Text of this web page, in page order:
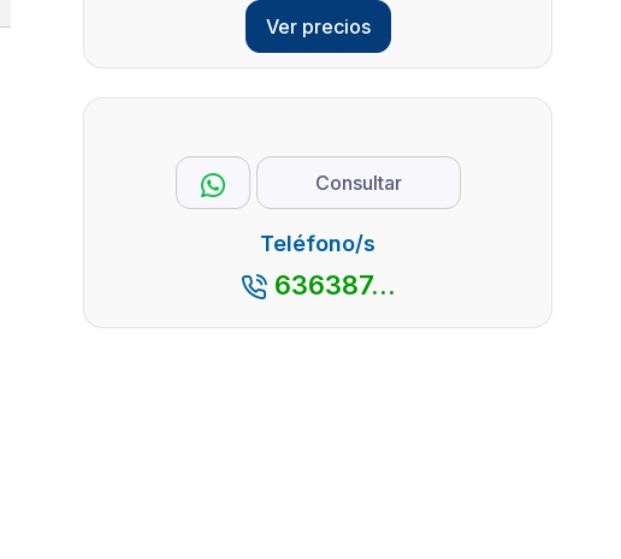
Ver precios
Consultar
Teléfono/s
636387...